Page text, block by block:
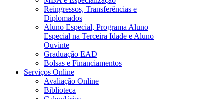
Reingressos, Transferências e
Diplomados
Aluno Especial, Programa Aluno
Especial na Terceira Idade e Aluno
Ouvinte
Graduação EAD
Bolsas e Financiamentos
Serviços Online
Avaliação Online
Biblioteca